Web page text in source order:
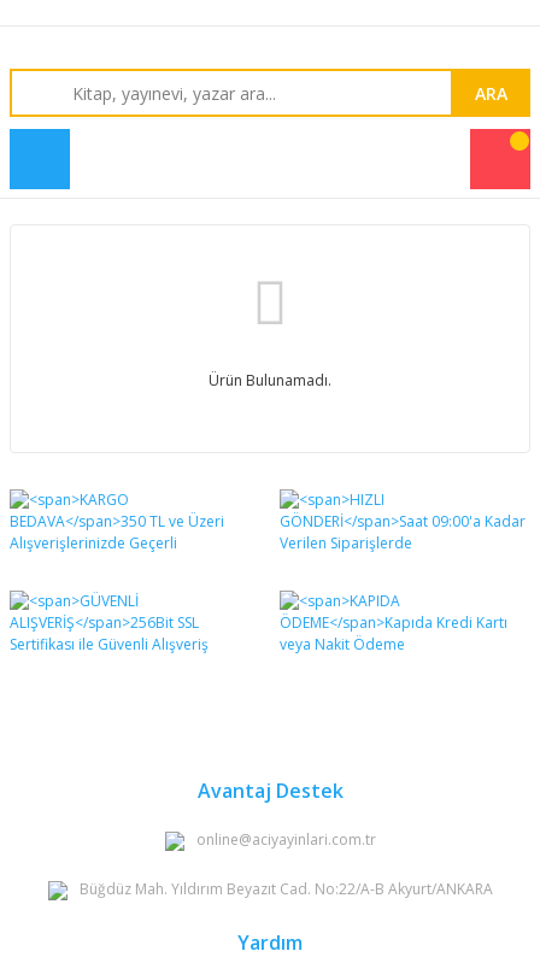
ARA
Ürün Bulunamadı.
Avantaj Destek
online@aciyayinlari.com.tr
Büğdüz Mah. Yıldırım Beyazıt Cad. No:22/A-B Akyurt/ANKARA
Yardım